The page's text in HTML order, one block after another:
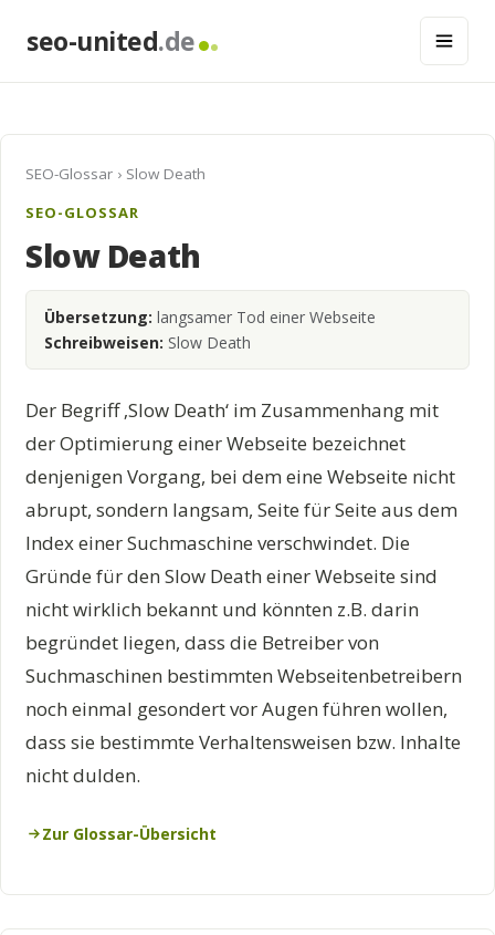
seo-united.de
SEO-Glossar › Slow Death
SEO-GLOSSAR
Slow Death
Übersetzung: langsamer Tod einer Webseite
Schreibweisen: Slow Death
Der Begriff ‚Slow Death‘ im Zusammenhang mit
der Optimierung einer Webseite bezeichnet
denjenigen Vorgang, bei dem eine Webseite nicht
abrupt, sondern langsam, Seite für Seite aus dem
Index einer Suchmaschine verschwindet. Die
Gründe für den Slow Death einer Webseite sind
nicht wirklich bekannt und könnten z.B. darin
begründet liegen, dass die Betreiber von
Suchmaschinen bestimmten Webseitenbetreibern
noch einmal gesondert vor Augen führen wollen,
dass sie bestimmte Verhaltensweisen bzw. Inhalte
nicht dulden.
Zur Glossar-Übersicht